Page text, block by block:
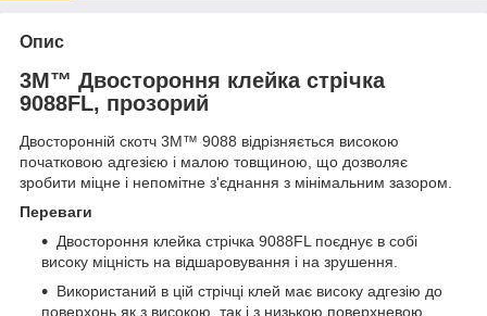
Опис
3M™ Двостороння клейка стрічка
9088FL, прозорий
Двосторонній скотч 3M™ 9088 відрізняється високою
початковою адгезією і малою товщиною, що дозволяє
зробити міцне і непомітне з'єднання з мінімальним зазором.
Переваги
Двостороння клейка стрічка 9088FL поєднує в собі
високу міцність на відшаровування і на зрушення.
Використаний в цій стрічці клей має високу адгезію до
поверхонь як з високою, так і з низькою поверхневою